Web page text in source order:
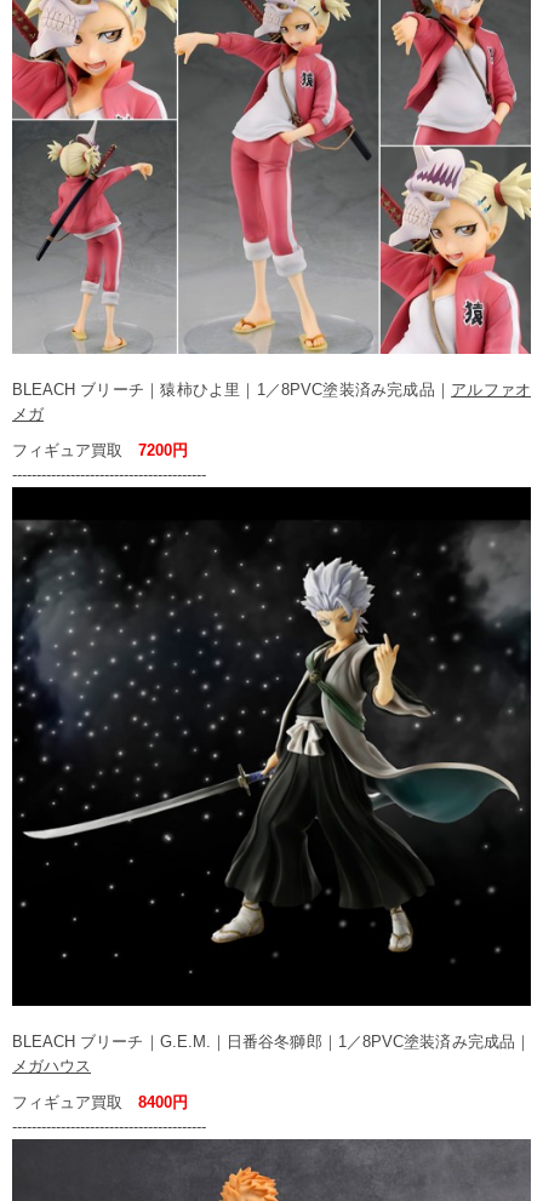
BLEACH ブリーチ｜猿柿ひよ里｜1／8PVC塗装済み完成品｜ アルファオ
メガ
フィギュア買取 7200円
----------------------------------------
BLEACH ブリーチ｜G.E.M.｜日番谷冬獅郎｜1／8PVC塗装済み完成品｜
メガハウス
フィギュア買取 8400円
----------------------------------------